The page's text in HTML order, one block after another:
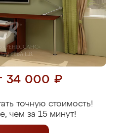
34 000 ₽
точную стоимость!
чем за 15 минут!